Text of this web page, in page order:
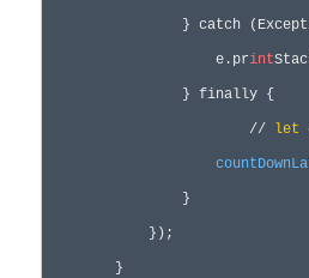
} catch
                    e.pr
int
                } finally {
                	//
let
                }
            });
        }